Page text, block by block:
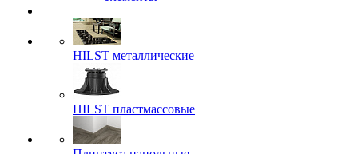
HILST металлические
HILST пластмассовые